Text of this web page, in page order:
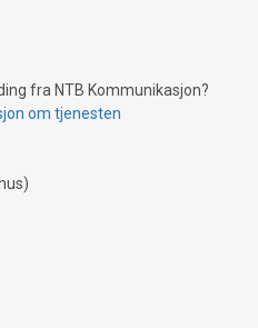
fra NTB Kommunikasjon?
om tjenesten